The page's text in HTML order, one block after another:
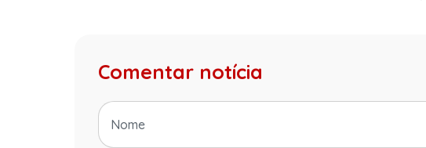
Comentar notícia